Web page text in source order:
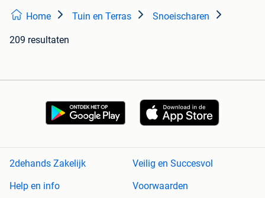
Home Tuin en Terras Snoeischaren
209 resultaten
2dehands Zakelijk
Veilig en Succesvol
Help en info
Voorwaarden